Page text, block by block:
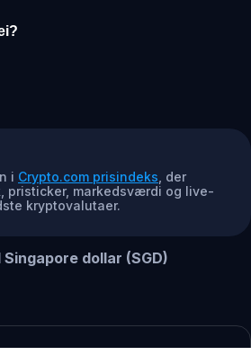
i Crypto.com prisindeks , der
pristicker, markedsværdi og live-
kryptovalutaer.
dollar (SGD)